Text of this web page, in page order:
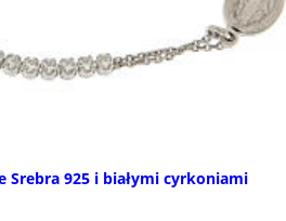
Srebra 925 i białymi cyrkoniami